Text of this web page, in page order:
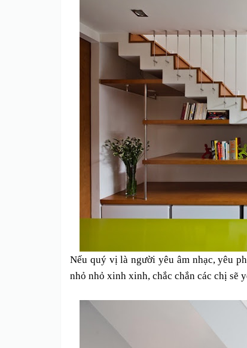
Nếu quý vị là người yêu âm nhạc, yêu
nhỏ nhỏ xinh xinh, chắc chắn các chị sẽ